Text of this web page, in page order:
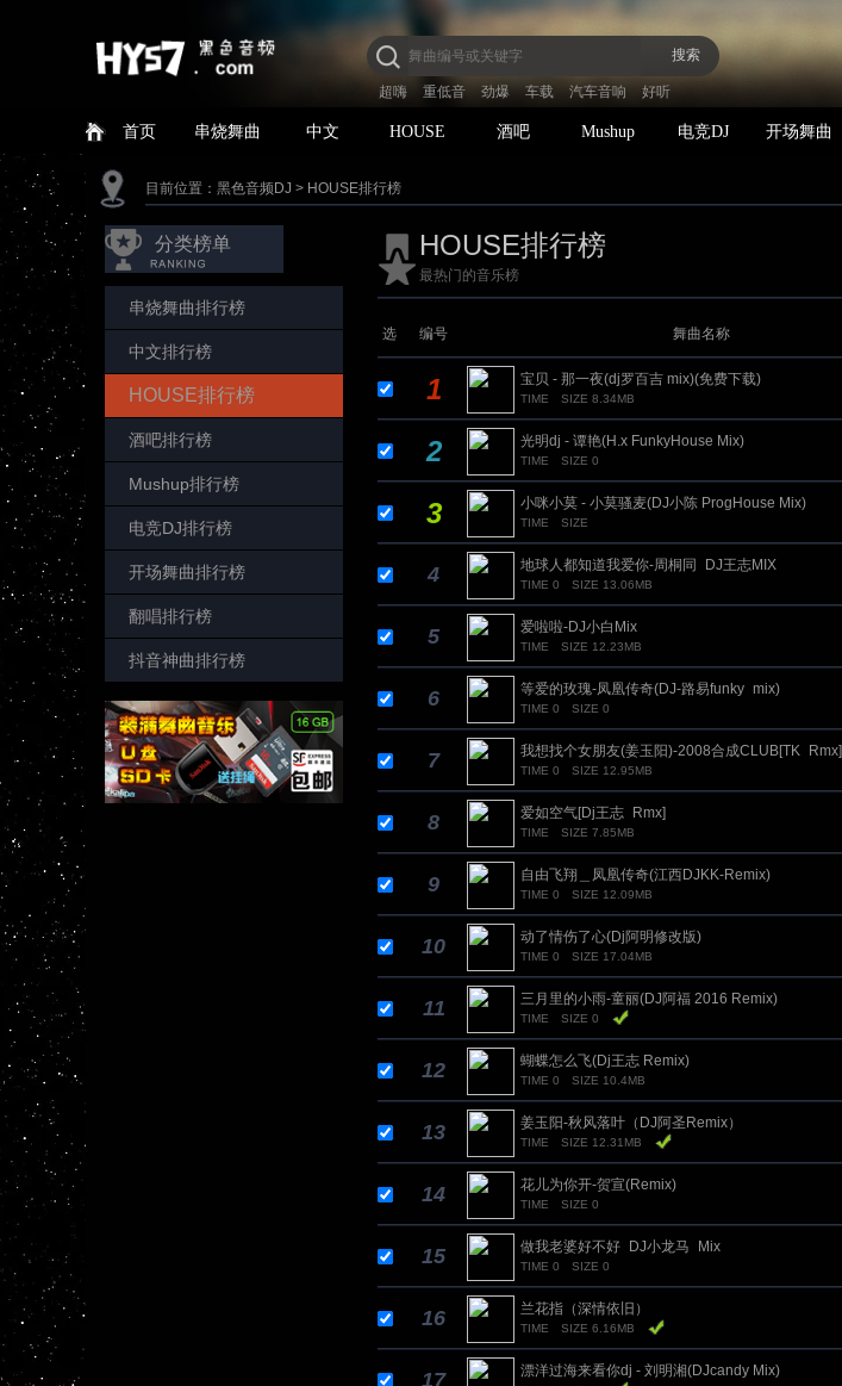
搜索
超嗨 重低音 劲爆 车载 汽车音响 好听
首页 串烧舞曲 中文 HOUSE 酒吧 Mushup 电竞DJ 开场舞曲
目前位置： 黑色音频DJ > HOUSE排行榜
分类榜单
串烧舞曲排行榜
中文排行榜
HOUSE排行榜
酒吧排行榜
Mushup排行榜
电竞DJ排行榜
开场舞曲排行榜
翻唱排行榜
抖音神曲排行榜
HOUSE排行榜
最热门的音乐榜
选 编号 舞曲名称
1 宝贝 - 那一夜(dj罗百吉 mix)(免费下载)
TIME SIZE 8.34MB
2 光明dj - 谭艳(H.x FunkyHouse Mix)
TIME SIZE 0
3 小咪小莫 - 小莫骚麦(DJ小陈 ProgHouse Mix)
TIME SIZE
4 地球人都知道我爱你-周桐同_DJ王志MIX
TIME 0 SIZE 13.06MB
5 爱啦啦-DJ小白Mix
TIME SIZE 12.23MB
6 等爱的玫瑰-凤凰传奇(DJ-路易funky_mix)
TIME 0 SIZE 0
7 我想找个女朋友(姜玉阳)-2008合成CLUB[TK_Rmx]
TIME 0 SIZE 12.95MB
8 爱如空气[Dj王志_Rmx]
TIME SIZE 7.85MB
9 自由飞翔＿凤凰传奇(江西DJKK-Remix)
TIME 0 SIZE 12.09MB
10 动了情伤了心(Dj阿明修改版)
TIME 0 SIZE 17.04MB
11 三月里的小雨-童丽(DJ阿福 2016 Remix)
TIME SIZE 0
12 蝴蝶怎么飞(Dj王志 Remix)
TIME 0 SIZE 10.4MB
13 姜玉阳-秋风落叶（DJ阿圣Remix）
TIME SIZE 12.31MB
14 花儿为你开-贺宣(Remix)
TIME SIZE 0
15 做我老婆好不好_DJ小龙马_Mix
TIME 0 SIZE 0
16 兰花指（深情依旧）
TIME SIZE 6.16MB
17 漂洋过海来看你dj - 刘明湘(DJcandy Mix)